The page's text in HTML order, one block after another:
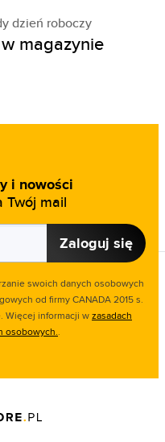
dzień roboczy
magazynie
i nowości
Twój mail
Zaloguj się
swoich danych osobowych
od firmy CANADA 2015 s.
Więcej informacji wzasadach
osobowych..